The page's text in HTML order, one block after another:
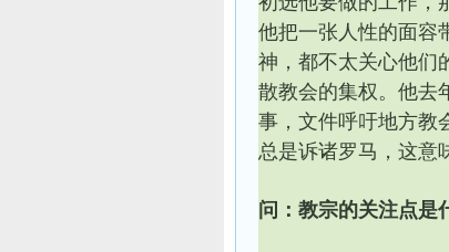
他把一张人性的面容
神，都不太关心他们
散教会的集权。他去
事，文件呼吁地方教
总是诉诸罗马，这意
问：教宗的关注点是